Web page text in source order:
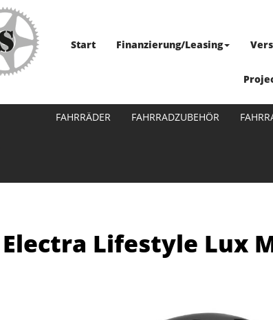
Start Finanzierung/Leasing
FAHRRÄDER FAHRRADZUBEHÖR
Lifestyle Lux